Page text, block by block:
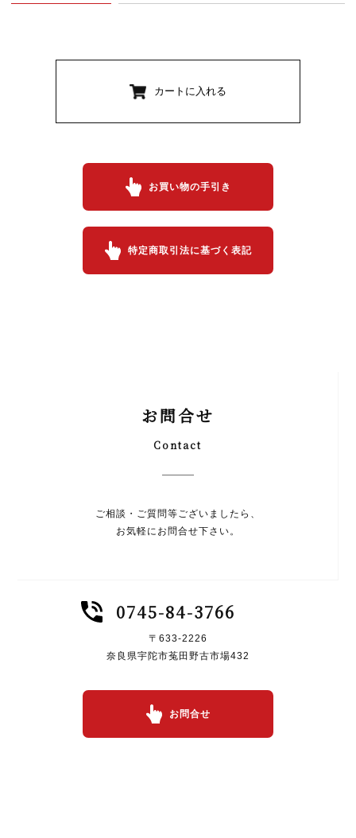
カートに入れる
お買い物の手引き
特定商取引法に基づく表記
お問合せ
Contact
ご相談・ご質問等ございましたら、
お気軽にお問合せ下さい。
0745-84-3766
〒633-2226
奈良県宇陀市菟田野古市場432
お問合せ